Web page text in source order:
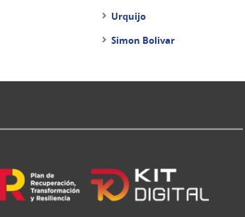
Urquijo
Simon Bolivar